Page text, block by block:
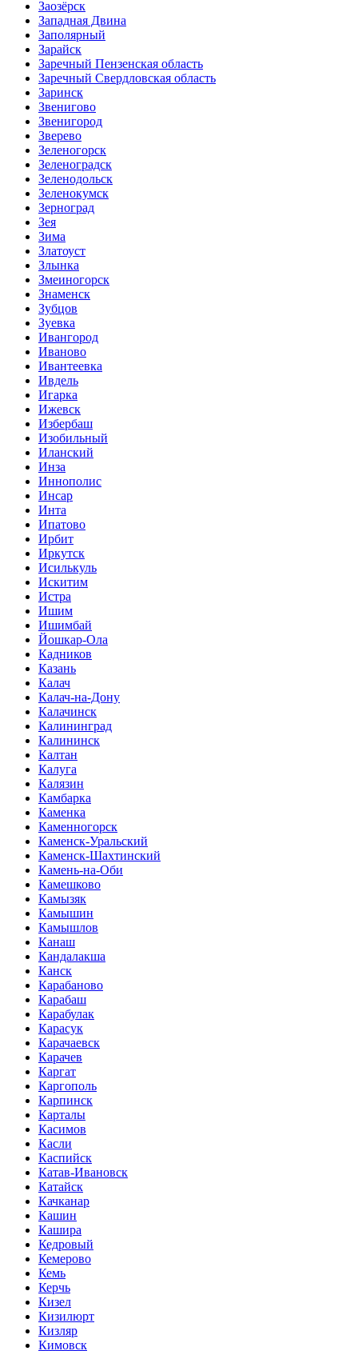
Заозёрск
Западная Двина
Заполярный
Зарайск
Заречный Пензенская область
Заречный Свердловская область
Заринск
Звенигово
Звенигород
Зверево
Зеленогорск
Зеленоградск
Зеленодольск
Зеленокумск
Зерноград
Зея
Зима
Златоуст
Злынка
Змеиногорск
Знаменск
Зубцов
Зуевка
Ивангород
Иваново
Ивантеевка
Ивдель
Игарка
Ижевск
Избербаш
Изобильный
Иланский
Инза
Иннополис
Инсар
Инта
Ипатово
Ирбит
Иркутск
Исилькуль
Искитим
Истра
Ишим
Ишимбай
Йошкар-Ола
Кадников
Казань
Калач
Калач-на-Дону
Калачинск
Калининград
Калининск
Калтан
Калуга
Калязин
Камбарка
Каменка
Каменногорск
Каменск-Уральский
Каменск-Шахтинский
Камень-на-Оби
Камешково
Камызяк
Камышин
Камышлов
Канаш
Кандалакша
Канск
Карабаново
Карабаш
Карабулак
Карасук
Карачаевск
Карачев
Каргат
Каргополь
Карпинск
Карталы
Касимов
Касли
Каспийск
Катав-Ивановск
Катайск
Качканар
Кашин
Кашира
Кедровый
Кемерово
Кемь
Керчь
Кизел
Кизилюрт
Кизляр
Кимовск